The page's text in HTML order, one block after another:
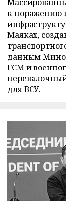
к поражению
Маяках,
данным
ГСМ и
для ВСУ.